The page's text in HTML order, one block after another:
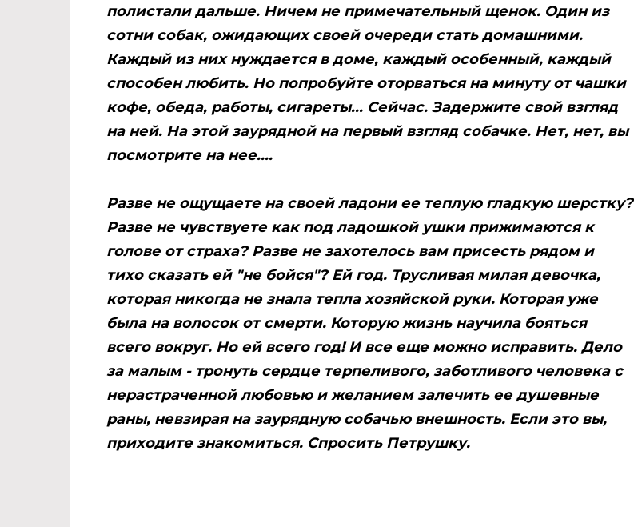
полистали дальше. Ничем не примечательный щенок. Один из
сотни собак, ожидающих своей очереди стать домашними.
Каждый из них нуждается в доме, каждый особенный, каждый
способен любить. Но попробуйте оторваться на минуту от чашки
кофе, обеда, работы, сигареты... Сейчас. Задержите свой взгляд
на ней. На этой заурядной на первый взгляд собачке. Нет, нет, вы
посмотрите на нее....
Разве не ощущаете на своей ладони ее теплую гладкую шерстку?
Разве не чувствуете как под ладошкой ушки прижимаются к
голове от страха? Разве не захотелось вам присесть рядом и
тихо сказать ей "не бойся"? Ей год. Трусливая милая девочка,
которая никогда не знала тепла хозяйской руки. Которая уже
была на волосок от смерти. Которую жизнь научила бояться
всего вокруг. Но ей всего год! И все еще можно исправить. Дело
за малым - тронуть сердце терпеливого, заботливого человека с
нерастраченной любовью и желанием залечить ее душевные
раны, невзирая на заурядную собачью внешность. Если это вы,
приходите знакомиться. Спросить Петрушку.